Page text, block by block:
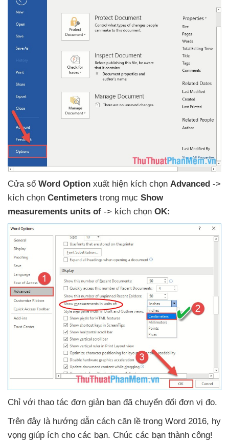
Cửa sổ Word Option xuất hiện kích chọn Advanced ->
kích chọn Centimeters trong mục Show
measurements units of -> kích chọn OK:
Chỉ với thao tác đơn giản bạn đã chuyển đổi đơn vị đo.
Trên đây là hướng dẫn cách căn lề trong Word 2016, hy
vọng giúp ích cho các bạn. Chúc các bạn thành công!